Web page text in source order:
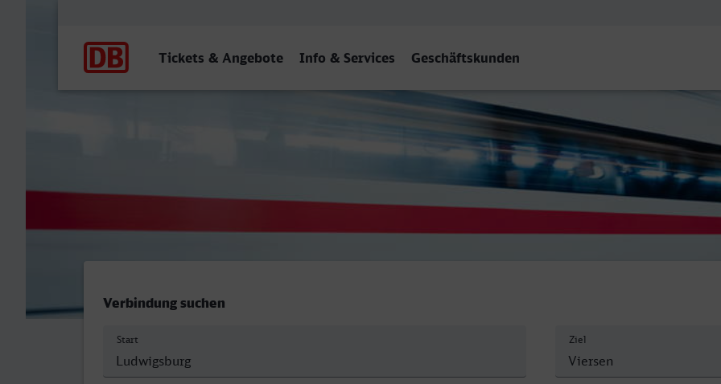
Tickets & Angebote Info & Services Geschäftskunden
Verbindung suchen
Start Ziel